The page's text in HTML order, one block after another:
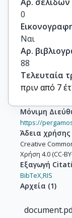
Αρ. σελίδων
0
Ναι
Αρ.
88
Τελευταία
πριν από 7
Μόνιμη
https://
Άδεια χρήσης
Creative
Χρήση 4.0 (CC-
Εξαγωγή
BibTeX,RIS
Αρχεία (1)